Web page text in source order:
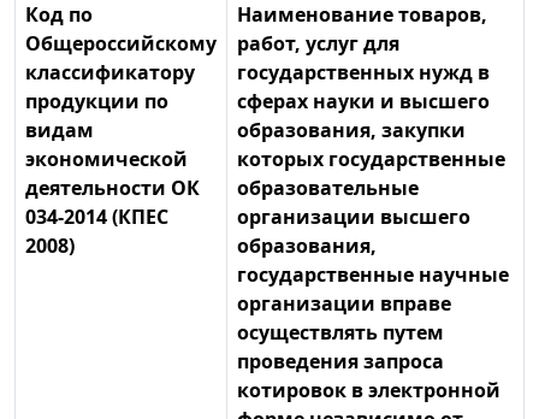
Код по
Общероссийскому
классификатору
продукции по
видам
экономической
деятельности ОК
034-2014 (КПЕС
2008)
Наименование товаров,
работ, услуг для
государственных нужд в
сферах науки и высшего
образования, закупки
которых государственные
образовательные
организации высшего
образования,
государственные научные
организации вправе
осуществлять путем
проведения запроса
котировок в электронной